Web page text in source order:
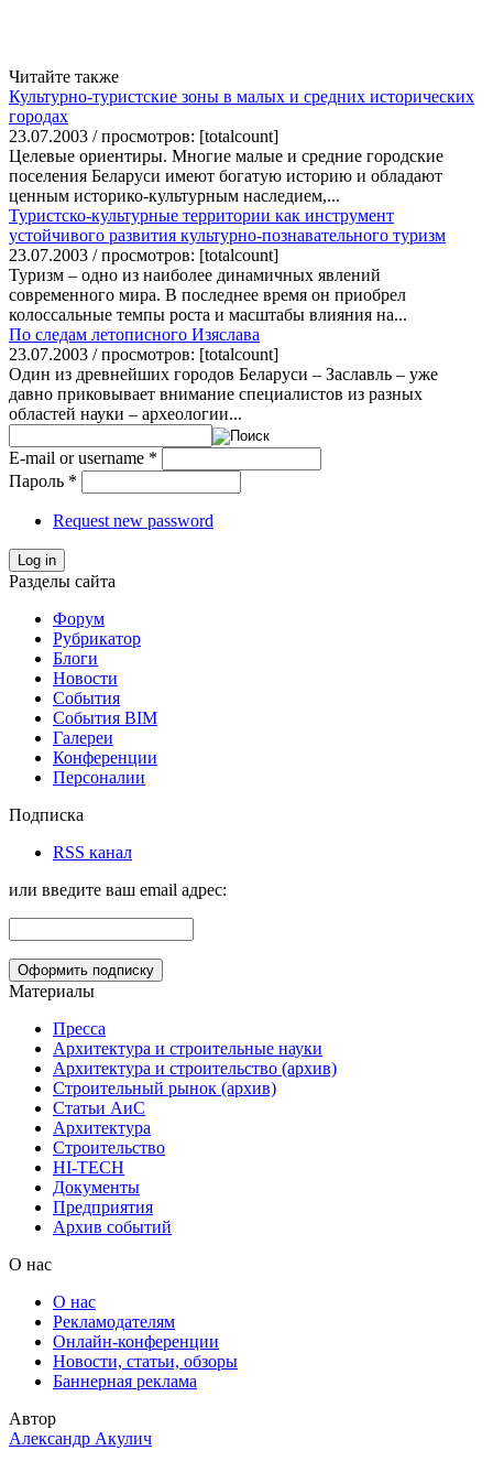
Читайте также
Культурно-туристские зоны в малых и средних исторических
городах
23.07.2003 / просмотров: [totalcount]
Целевые ориентиры. Многие малые и средние городские
поселения Беларуси имеют богатую историю и обладают
ценным историко-культурным наследием,...
Туристско-культурные территории как инструмент
устойчивого развития культурно-познавательного туризм
23.07.2003 / просмотров: [totalcount]
Туризм – одно из наиболее динамичных явлений
современного мира. В последнее время он приобрел
колоссальные темпы роста и масштабы влияния на...
По следам летописного Изяслава
23.07.2003 / просмотров: [totalcount]
Один из древнейших городов Беларуси – Заславль – уже
давно приковывает внимание специалистов из разных
областей науки – археологии...
E-mail or username *
Пароль *
Request new password
Log in
Разделы сайта
Форум
Рубрикатор
Блоги
Новости
События
События BIM
Галереи
Конференции
Персоналии
Подписка
RSS канал
или введите ваш email адрес:
Материалы
Пресса
Архитектура и строительные науки
Архитектура и строительство (архив)
Строительный рынок (архив)
Статьи АиС
Архитектура
Строительство
HI-TECH
Документы
Предприятия
Архив событий
О нас
О нас
Рекламодателям
Онлайн-конференции
Новости, статьи, обзоры
Баннерная реклама
Автор
Александр Акулич